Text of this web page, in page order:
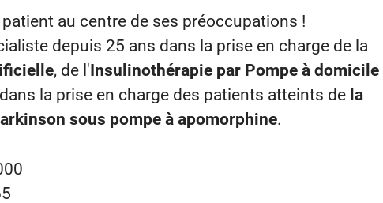
au centre de ses préoccupations !
depuis 25 ans dans la prise en charge de la
, de l'Insulinothérapie par Pompe à domicile
la prise en charge des patients atteints de la
sous pompe à apomorphine.